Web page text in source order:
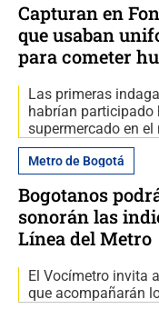
Capturan en
que usaban
para cometer
Las primeras
habrían participado
supermercado en
Metro de Bogotá
Bogotanos
sonorán las
Línea del Metro
El Vocímetro invita
que acompañarán